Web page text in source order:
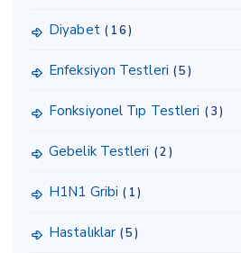
Diyabet (16)
Enfeksiyon Testleri (5)
Fonksiyonel Tıp Testleri (3)
Gebelik Testleri (2)
H1N1 Gribi (1)
Hastalıklar (5)